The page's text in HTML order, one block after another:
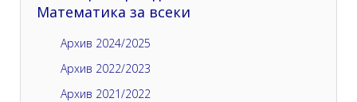
Математика за всеки
Архив 2024/2025
Архив 2022/2023
Архив 2021/2022